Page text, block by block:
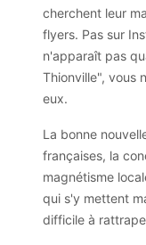
cherchent leur
flyers. Pas sur
n'apparaît pas
Thionville", vous
eux.
La bonne
françaises, la
magnétisme
qui s'y mettent
difficile à